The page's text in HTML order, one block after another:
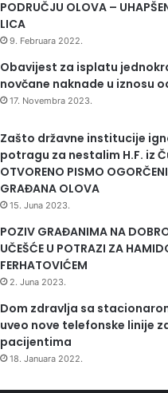
PODRUČJU OLOVA –
LICA
9. Februara 2022.
Obavijest za isplatu
novčane naknade u iznosu
17. Novembra 2023.
Zašto državne institucije
potragu za nestalim H.F. iz
OTVORENO PISMO
GRAĐANA OLOVA
15. Juna 2023.
POZIV GRAĐANIMA NA
UČEŠĆE U POTRAZI ZA
FERHATOVIĆEM
2. Juna 2023.
Dom zdravlja sa
uveo nove telefonske linije
pacijentima
18. Januara 2022.